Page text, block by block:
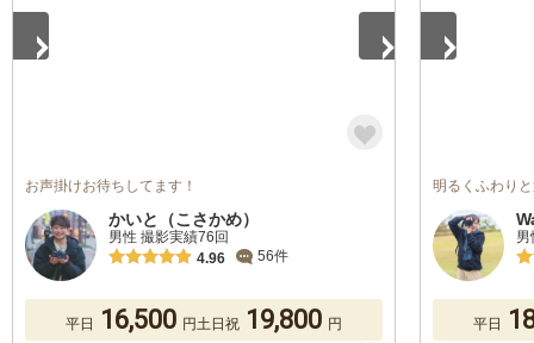
お声掛けお待ちしてます！
かいと（こさかめ）
男性 撮影実績76回
4.96
56件
平日 16,500 円土日祝 19,800 円
明るくふわり
平日